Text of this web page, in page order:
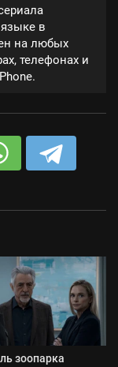
в
на любых
телефонах и
зоопарка